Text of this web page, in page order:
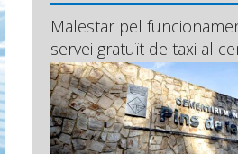
Malestar pel
servei gratuït de taxi al